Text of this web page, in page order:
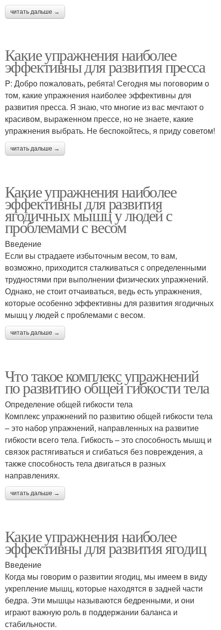
читать дальше →
Какие упражнения наиболее
эффективны для развития пресса
P: Добро пожаловать, ребята! Сегодня мы поговорим о
том, какие упражнения наиболее эффективны для
развития пресса. Я знаю, что многие из вас мечтают о
красивом, выраженном прессе, но не знаете, какие
упражнения выбрать. Не беспокойтесь, я приду советом!
читать дальше →
Какие упражнения наиболее
эффективны для развития
ягодичных мышц у людей с
проблемами с весом
Введение
Если вы страдаете избыточным весом, то вам,
возможно, приходится сталкиваться с определенными
трудностями при выполнении физических упражнений.
Однако, не стоит отчаиваться, ведь есть упражнения,
которые особенно эффективны для развития ягодичных
мышц у людей с проблемами с весом.
читать дальше →
Что такое комплекс упражнений
по развитию общей гибкости тела
Определение общей гибкости тела
Комплекс упражнений по развитию общей гибкости тела
– это набор упражнений, направленных на развитие
гибкости всего тела. Гибкость – это способность мышц и
связок растягиваться и сгибаться без повреждения, а
также способность тела двигаться в разных
направлениях.
читать дальше →
Какие упражнения наиболее
эффективны для развития ягодиц
Введение
Когда мы говорим о развитии ягодиц, мы имеем в виду
укрепление мышц, которые находятся в задней части
бедра. Эти мышцы называются бедренными, и они
играют важную роль в поддержании баланса и
стабильности.